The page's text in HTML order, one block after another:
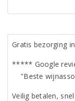
Gratis bezorging
***** Google
"Beste
Veilig betalen,